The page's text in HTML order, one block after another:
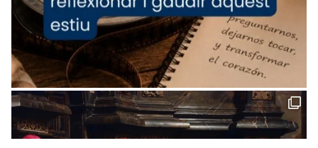
«Avui les santes Juliana i Semproniana ens
ajuden a alçar la mirada»
Mons. Sergi Gordo, bisbe de Tortosa, ha
presidit aquest 27 de juliol la missa de Les
Santes de Mataró.
🔗tinyurl.com/cvu5jmbk
📸 J. Merino